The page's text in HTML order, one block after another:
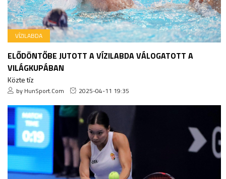
VÍZILABDA
ELŐDÖNTŐBE JUTOTT A VÍZILABDA VÁLOGATOTT A
VILÁGKUPÁBAN
Közte tíz
by HunSport.Com 2025-04-11 19:35